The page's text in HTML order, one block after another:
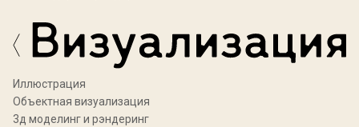
Иллюстрация
Объектная визуализация
3д моделинг и рэндеринг